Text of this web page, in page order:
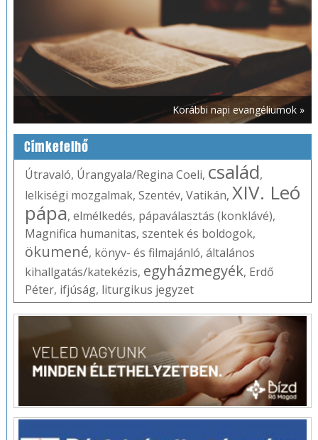
Korábbi napi evangéliumok »
Címkefelhő
Útravaló, Úrangyala/Regina Coeli, család,
lelkiségi mozgalmak, Szentév, Vatikán, XIV. Leó
pápa, elmélkedés, pápaválasztás (konklávé),
Magnifica humanitas, szentek és boldogok,
ökumené, könyv- és filmajánló, általános
kihallgatás/katekézis, egyházmegyék, Erdő
Péter, ifjúság, liturgikus jegyzet